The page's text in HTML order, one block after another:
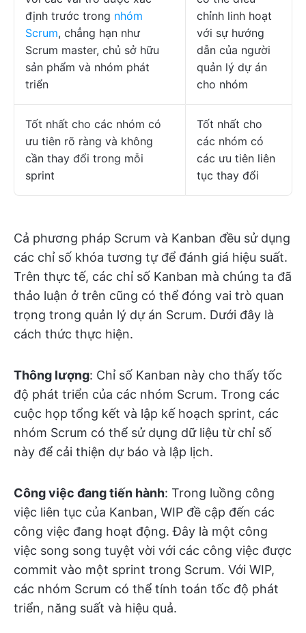
định trước trong nhóm
Scrum, chẳng hạn như
Scrum master, chủ sở hữu
sản phẩm và nhóm phát
triển
chỉnh linh hoạt
với sự hướng
dẫn của người
quản lý dự án
cho nhóm
Tốt nhất cho các nhóm có
ưu tiên rõ ràng và không
cần thay đổi trong mỗi
sprint
Tốt nhất cho
các nhóm có
các ưu tiên liên
tục thay đổi
Cả phương pháp Scrum và Kanban đều sử dụng
các chỉ số khóa tương tự để đánh giá hiệu suất.
Trên thực tế, các chỉ số Kanban mà chúng ta đã
thảo luận ở trên cũng có thể đóng vai trò quan
trọng trong quản lý dự án Scrum. Dưới đây là
cách thức thực hiện.
Thông lượng: Chỉ số Kanban này cho thấy tốc
độ phát triển của các nhóm Scrum. Trong các
cuộc họp tổng kết và lập kế hoạch sprint, các
nhóm Scrum có thể sử dụng dữ liệu từ chỉ số
này để cải thiện dự báo và lập lịch.
Công việc đang tiến hành: Trong luồng công
việc liên tục của Kanban, WIP đề cập đến các
công việc đang hoạt động. Đây là một công
việc song song tuyệt vời với các công việc được
commit vào một sprint trong Scrum. Với WIP,
các nhóm Scrum có thể tính toán tốc độ phát
triển, năng suất và hiệu quả.